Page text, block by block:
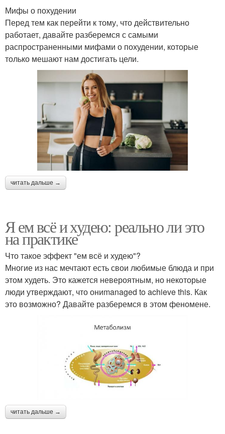
Мифы о похудении
Перед тем как перейти к тому, что действительно
работает, давайте разберемся с самыми
распространенными мифами о похудении, которые
только мешают нам достигать цели.
читать дальше →
Я ем всё и худею: реально ли это
на практике
Что такое эффект "ем всё и худею"?
Многие из нас мечтают есть свои любимые блюда и при
этом худеть. Это кажется невероятным, но некоторые
люди утверждают, что ониmanaged to achieve this. Как
это возможно? Давайте разберемся в этом феномене.
читать дальше →